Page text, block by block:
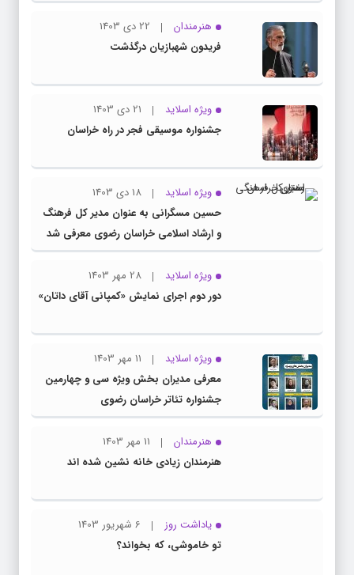
هنرمندان
22 دی 1403
فریدون شهبازیان درگذشت
ویژه اسلاید
21 دی 1403
جشنواره موسیقی فجر در راه خراسان
ویژه اسلاید
18 دی 1403
حسین مسگرانی به عنوان مدیر کل فرهنگ
و ارشاد اسلامی خراسان رضوی معرفی شد
ویژه اسلاید
28 مهر 1403
دور دوم اجرای نمایش «کمپانی آقای داتان»
ویژه اسلاید
11 مهر 1403
معرفی مدیران بخش ویژه سی و چهارمین
جشنواره تئاتر خراسان رضوی
هنرمندان
11 مهر 1403
هنرمندان زیادی خانه نشین شده اند
یاداشت روز
6 شهریور 1403
تو خاموشی، که بخواند؟